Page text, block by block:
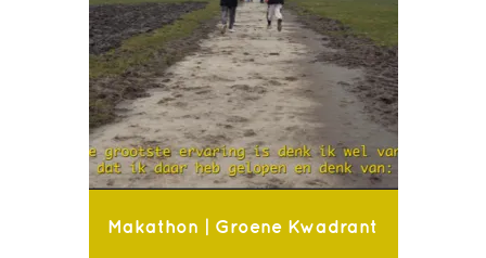
Makathon | Groene Kwadrant